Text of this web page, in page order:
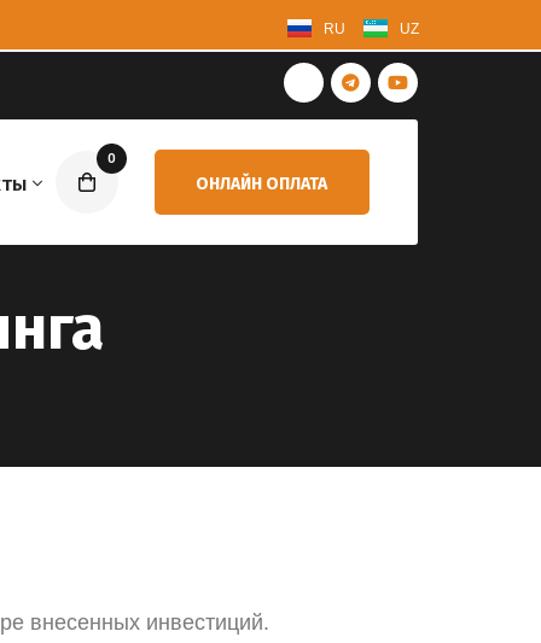
RU UZ
0
ОНЛАЙН ОПЛАТА
внесенных инвестиций.